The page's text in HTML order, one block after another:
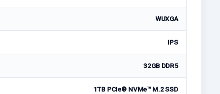
WUXGA
IPS
32GB DDR5
1TB PCIe® NVMe™ M.2 SSD